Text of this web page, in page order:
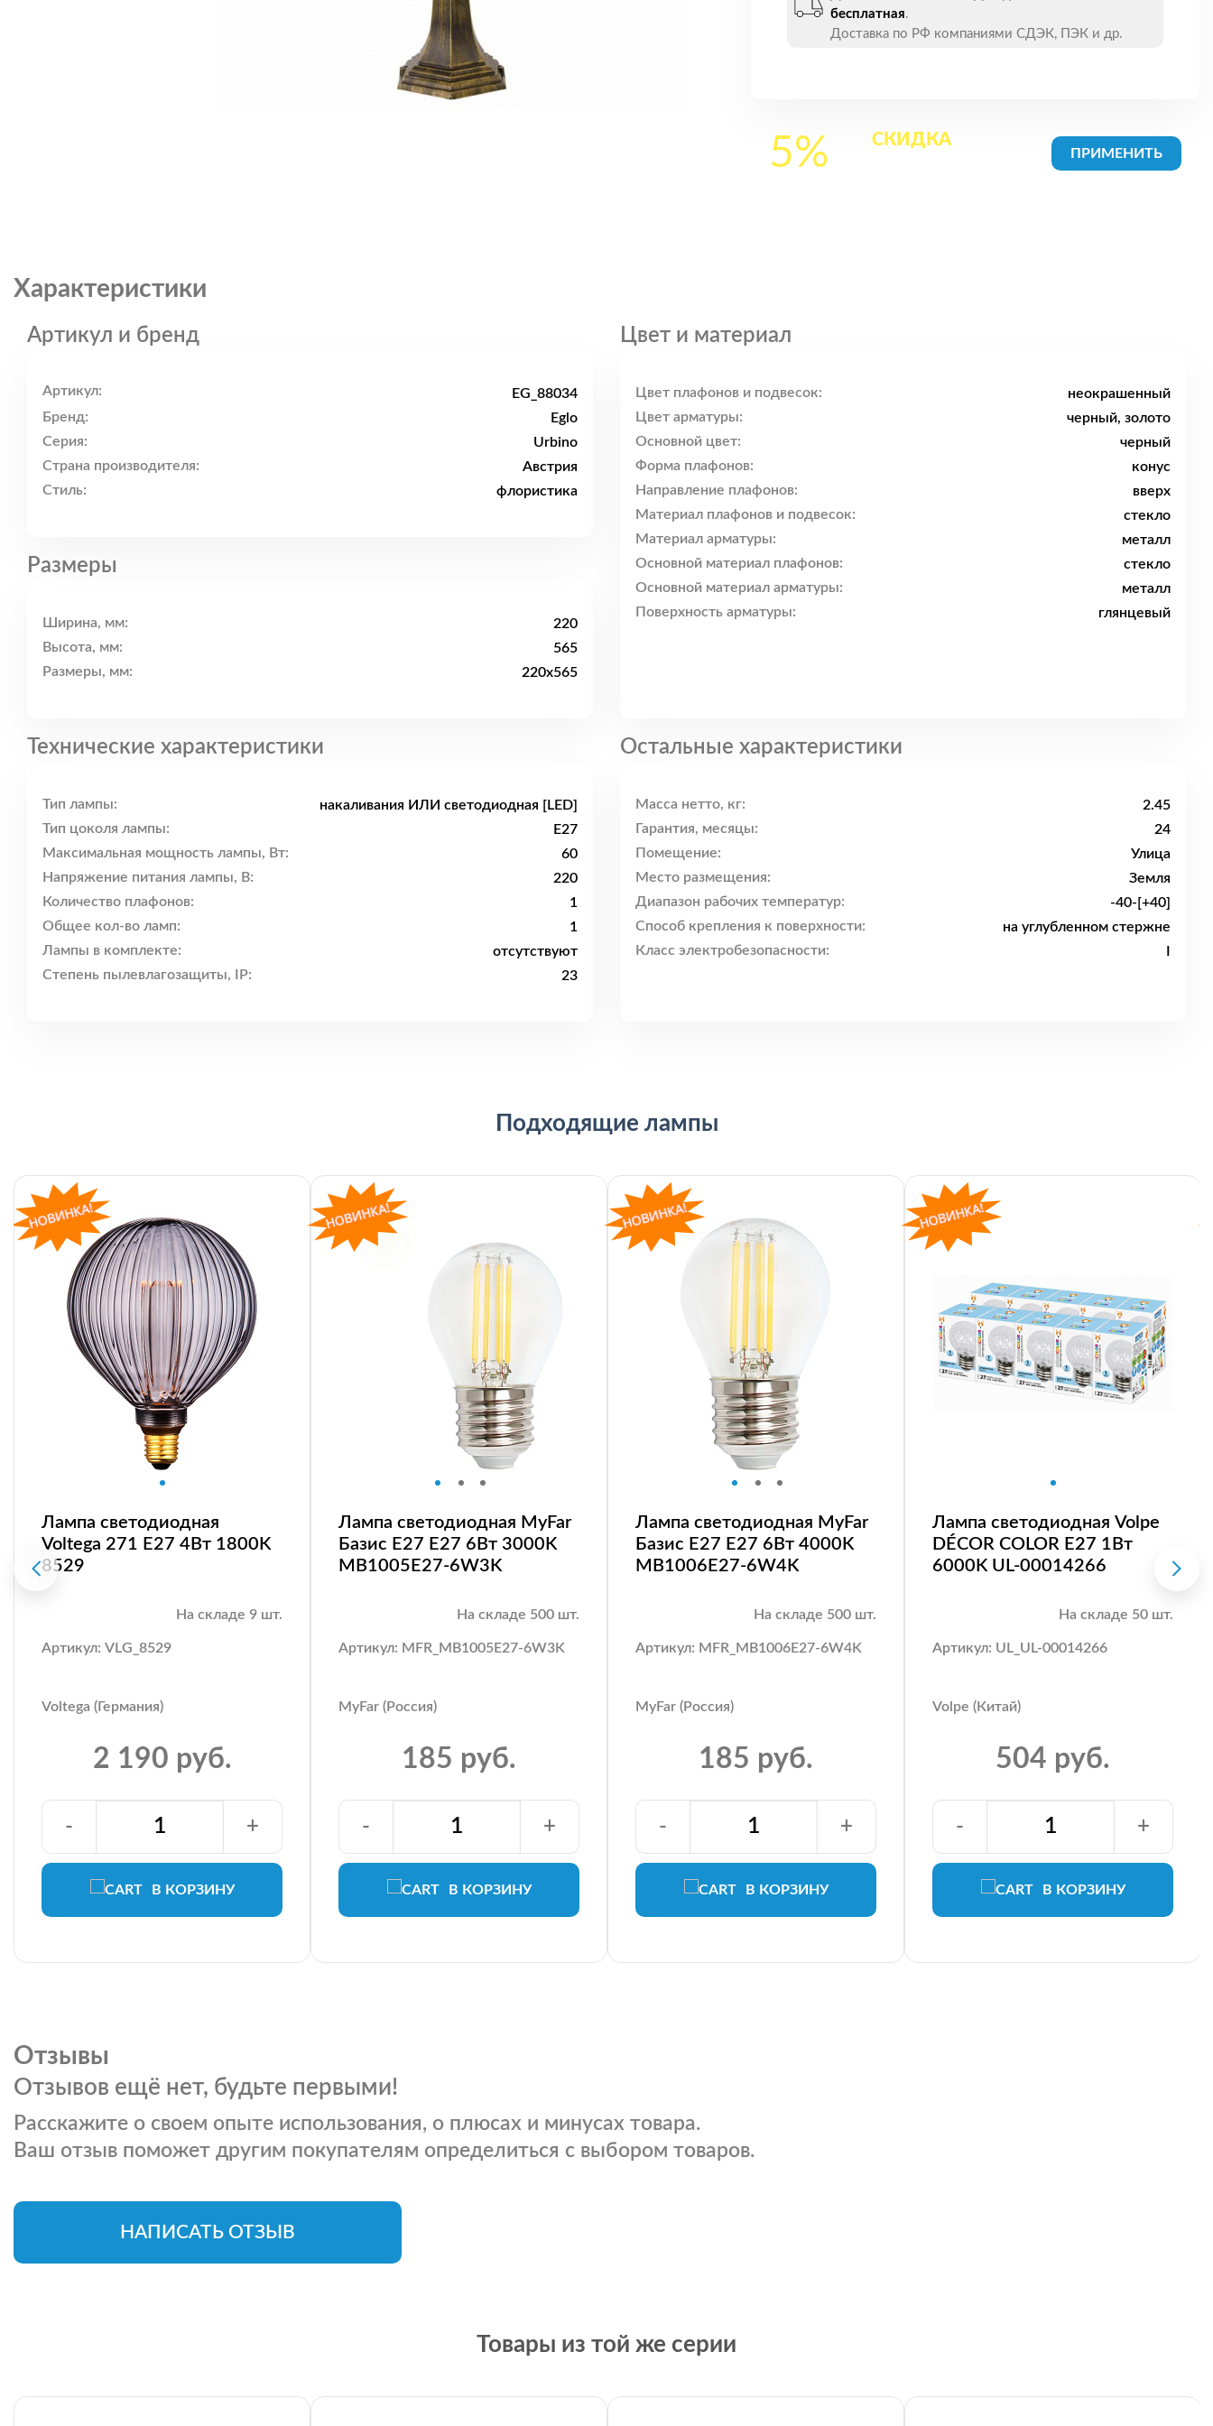
бесплатная.
Доставка по РФ компаниями СДЭК, ПЭК и др.
5% СКИДКА
Характеристики
Артикул и бренд
Артикул:
EG_88034
Бренд:
Eglo
Серия:
Urbino
Страна производителя:
Австрия
Стиль:
флористика
Размеры
Ширина, мм:
220
Высота, мм:
565
Размеры, мм:
220x565
Цвет и материал
Цвет плафонов и подвесок:
неокрашенный
Цвет арматуры:
черный, золото
Основной цвет:
черный
Форма плафонов:
конус
Направление плафонов:
вверх
Материал плафонов и подвесок:
стекло
Материал арматуры:
металл
Основной материал плафонов:
стекло
Основной материал арматуры:
металл
Поверхность арматуры:
глянцевый
Технические характеристики
Тип лампы:
накаливания ИЛИ светодиодная [LED]
Тип цоколя лампы:
E27
Максимальная мощность лампы, Вт:
60
Напряжение питания лампы, В:
220
Количество плафонов:
1
Общее кол-во ламп:
1
Лампы в комплекте:
отсутствуют
Степень пылевлагозащиты, IP:
23
Остальные характеристики
Масса нетто, кг:
2.45
Гарантия, месяцы:
24
Помещение:
Улица
Место размещения:
Земля
Диапазон рабочих температур:
-40-[+40]
Способ крепления к поверхности:
на углубленном стержне
Класс электробезопасности:
I
Подходящие лампы
Лампа светодиодная
Voltega 271 E27 4Вт 1800K
8529
На складе 9 шт.
Артикул: VLG_8529
Voltega (Германия)
2 190 руб.
В КОРЗИНУ
- +
Лампа светодиодная MyFar
Базис E27 E27 6Вт 3000K
MB1005E27-6W3K
На складе 500 шт.
Артикул: MFR_MB1005E27-6W3K
MyFar (Россия)
185 руб.
В КОРЗИНУ
- +
Лампа светодиодная MyFar
Базис E27 E27 6Вт 4000K
MB1006E27-6W4K
На складе 500 шт.
Артикул: MFR_MB1006E27-6W4K
MyFar (Россия)
185 руб.
В КОРЗИНУ
- +
Лампа светодиодная Volpe
DÉCOR COLOR E27 1Вт
6000K UL-00014266
На складе 50 шт.
Артикул: UL_UL-00014266
Volpe (Китай)
504 руб.
В КОРЗИНУ
- +
Отзывы
Отзывов ещё нет, будьте первыми!
Расскажите о своем опыте использования, о плюсах и минусах товара.
Ваш отзыв поможет другим покупателям определиться с выбором товаров.
НАПИСАТЬ ОТЗЫВ
Товары из той же серии